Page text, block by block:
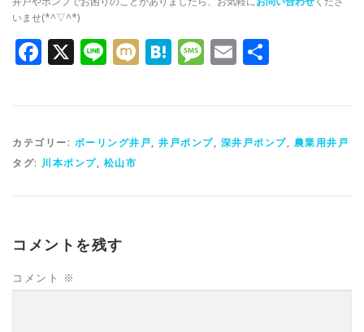
いませ(*^▽^*)
Facebook
X LineMixiHatena
Message
Email
カテゴリー: ボーリング井戸, 井戸ポンプ, 深井戸ポンプ, 農業用井戸
タグ: 川本ポンプ, 松山市
コメントを残す
コメント ※